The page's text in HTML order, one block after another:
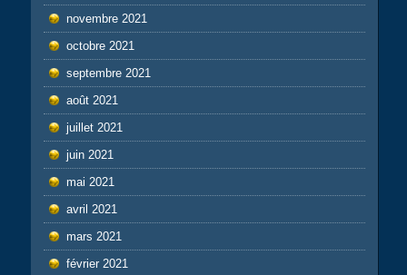
novembre 2021
octobre 2021
septembre 2021
août 2021
juillet 2021
juin 2021
mai 2021
avril 2021
mars 2021
février 2021